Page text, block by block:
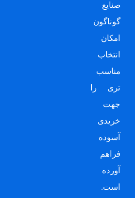
صنایع
گوناگون
امکان
انتخاب
مناسب
تری را
جهت
خریدی
آسوده
فراهم
آورده
است.